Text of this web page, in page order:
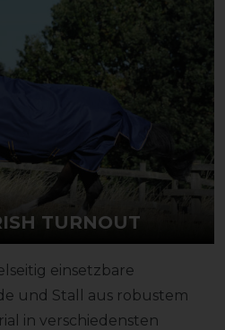
TURNOUT
einsetzbare
und Stall aus robustem
in verschiedensten